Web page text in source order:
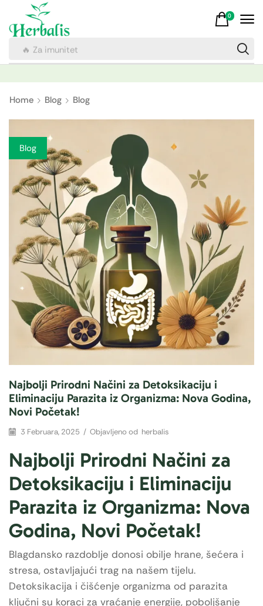
🔥 Za imunitet
0
Home Blog Blog
Blog
Najbolji Prirodni Načini za Detoksikaciju i
Eliminaciju Parazita iz Organizma: Nova Godina,
Novi Početak!
3 Februara, 2025 / Objavljeno od herbalis
Najbolji Prirodni Načini za
Detoksikaciju i Eliminaciju
Parazita iz Organizma: Nova
Godina, Novi Početak!
Blagdansko razdoblje donosi obilje hrane, šećera i
stresa, ostavljajući trag na našem tijelu.
Detoksikacija i čišćenje organizma od parazita
ključni su koraci za vraćanje energije, poboljšanje